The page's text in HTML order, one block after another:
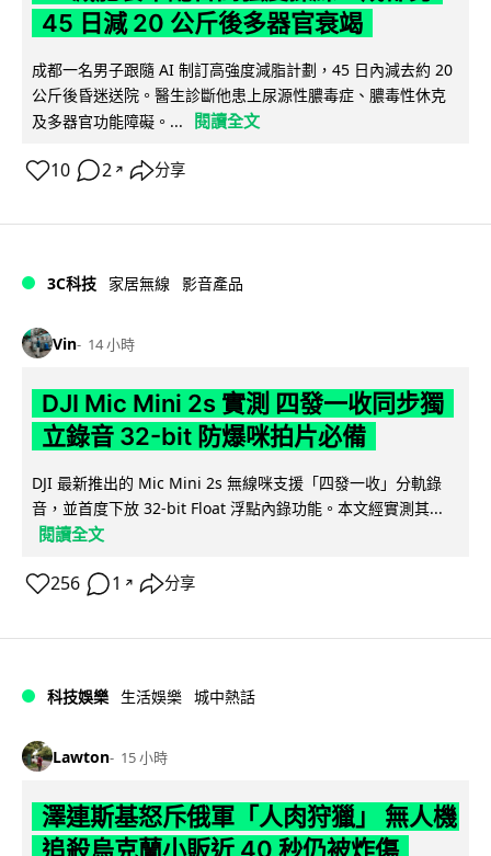
45 日減 20 公斤後多器官衰竭
成都一名男子跟隨 AI 制訂高強度減脂計劃，45 日內減去約 20
公斤後昏迷送院。醫生診斷他患上尿源性膿毒症、膿毒性休克
及多器官功能障礙。...
閱讀全文
10 2 ↗ 分享
3C科技 家居無線 影音產品
Vin 14 小時
DJI Mic Mini 2s 實測 四發一收同步獨
立錄音 32-bit 防爆咪拍片必備
DJI 最新推出的 Mic Mini 2s 無線咪支援「四發一收」分軌錄
音，並首度下放 32-bit Float 浮點內錄功能。本文經實測其...
閱讀全文
256 1 ↗ 分享
科技娛樂 生活娛樂 城中熱話
Lawton 15 小時
澤連斯基怒斥俄軍「人肉狩獵」 無人機
追殺烏克蘭小販近 40 秒仍被炸傷